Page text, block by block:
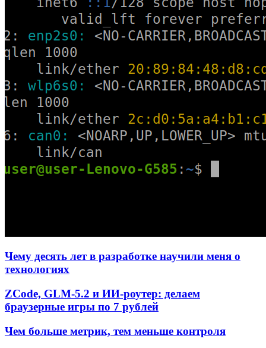
Чему десять лет в разработке научили меня о
технологиях
ZCode, GLM-5.2 и ИИ-роутер: делаем
браузерные игры по 7 рублей
Чем больше метрик, тем меньше контроля